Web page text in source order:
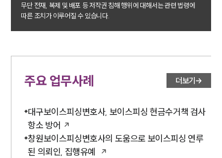
구성원 소개
형사전문변호사
법률 블로그
법률서식
세미나
무단 전재, 복제 및 배포 등 저작권 침해 행위에 대해서는 관련 법령에
따른 조치가 이루어질 수 있습니다.
주요 업무사례 더보기
대구보이스피싱변호사, 보이스피싱 현금수거책 검사
항소 방어
창원보이스피싱변호사의 도움으로 보이스피싱 연루
된 의뢰인, 집행유예